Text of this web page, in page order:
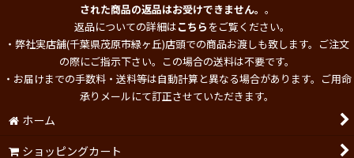
された商品の返品はお受けできません。 。
返品についての詳細はこちらをご覧ください。
・弊社実店舗(千葉県茂原市緑ヶ丘)店頭での商品お渡しも致します。ご注文
の際にご指示下さい。この場合の送料は不要です。
・お届けまでの手数料・送料等は自動計算と異なる場合があります。ご用命
承りメールにて訂正させていただきます。
ホーム
ショッピングカート